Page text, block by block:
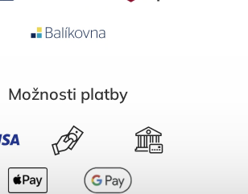
Možnosti platby